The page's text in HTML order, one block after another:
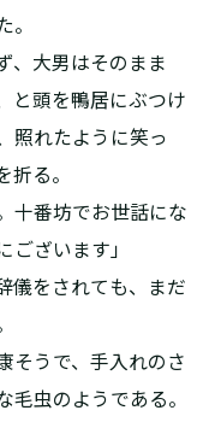
、大男はそのまま
と頭を鴨居にぶつけ
照れたように笑っ
る。
十番坊でお世話にな
ございます」
儀をされても、まだ
そうで、手入れのさ
毛虫のようである。